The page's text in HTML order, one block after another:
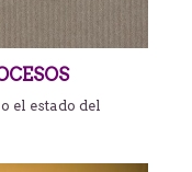
el estado del